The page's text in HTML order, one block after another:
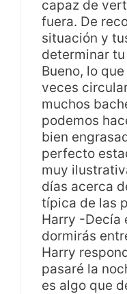
capaz de
fuera. De
situación y
determinar
Bueno, lo
veces
muchos
podemos
bien
perfecto
muy
días acerca
típica de las
Harry -Decía
dormirás
Harry
pasaré la
es algo que